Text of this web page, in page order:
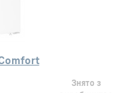
Знято з